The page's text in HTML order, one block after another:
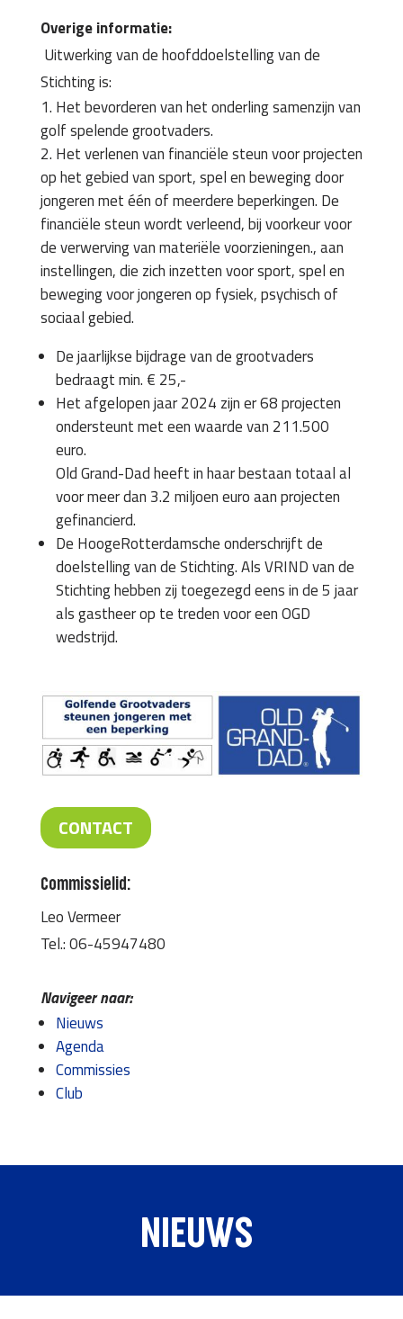
Overige informatie:
Uitwerking van de hoofddoelstelling van de
Stichting is:
Het bevorderen van het onderling samenzijn van
golf spelende grootvaders.
Het verlenen van financiële steun voor projecten
op het gebied van sport, spel en beweging door
jongeren met één of meerdere beperkingen. De
financiële steun wordt verleend, bij voorkeur voor
de verwerving van materiële voorzieningen., aan
instellingen, die zich inzetten voor sport, spel en
beweging voor jongeren op fysiek, psychisch of
sociaal gebied.
De jaarlijkse bijdrage van de grootvaders
bedraagt min. € 25,-
Het afgelopen jaar 2024 zijn er 68 projecten
ondersteunt met een waarde van 211.500
euro.
Old Grand-Dad heeft in haar bestaan totaal al
voor meer dan 3.2 miljoen euro aan projecten
gefinancierd.
De HoogeRotterdamsche onderschrijft de
doelstelling van de Stichting. Als VRIND van de
Stichting hebben zij toegezegd eens in de 5 jaar
als gastheer op te treden voor een OGD
wedstrijd.
CONTACT
Commissielid:
Leo Vermeer
Tel.: 06-45947480
Navigeer naar:
Nieuws
Agenda
Commissies
Club
NIEUWS